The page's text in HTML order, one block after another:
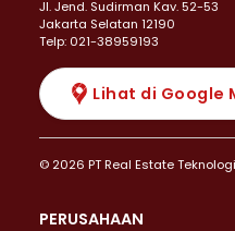
JI. Jend. Sudirman Kav. 52-53
Jakarta Selatan 12190
Telp: 021-38959193
Lihat di Google
© 2026 PT Real Estate
PERUSAHAAN